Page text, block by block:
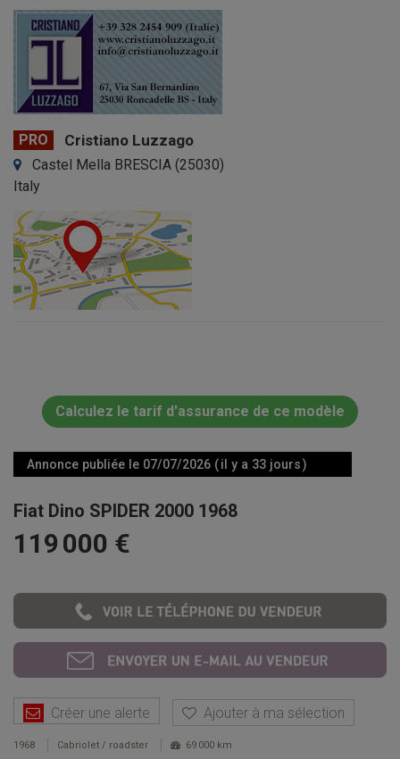
PRO Cristiano Luzzago
Castel Mella BRESCIA (25030)
Italy
Calculez le tarif d'assurance de ce modèle
Annonce publiée le 07/07/2026 ( il y a 33 jours )
Fiat Dino SPIDER 2000 1968
119 000 €
Créer une alerte Ajouter à ma sélection
1968 Cabriolet / roadster 69 000 km